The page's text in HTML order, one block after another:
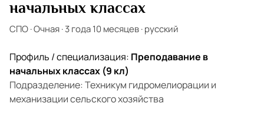
начальных классах
СПО·Очная·3 года 10 месяцев·русский
Профиль / специализация: Преподавание в
начальных классах (9 кл)
Подразделение: Техникум гидромелиорации и
механизации сельского хозяйства